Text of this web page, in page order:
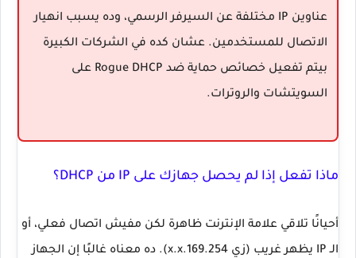
عناوين IP مختلفة عن السيرفر الرسمي، وده يسبب انهيار
الاتصال للمستخدمين. عشان كده في الشركات الكبيرة
بيتم تفعيل خصائص حماية ضد Rogue DHCP على
السويتشات والروترات.
ماذا تفعل إذا لم يحصل جهازك على IP من DHCP؟
أحيانًا تلاقي علامة الإنترنت ظاهرة لكن مفيش اتصال فعلي، أو
الـ IP يظهر غريب (زي 169.254.x.x). ده معناه غالبًا إن الجهاز